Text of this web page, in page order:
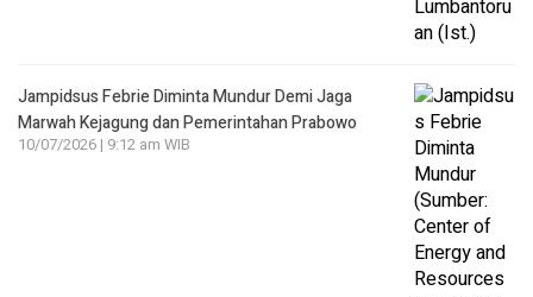
Jampidsus Febrie Diminta Mundur Demi Jaga
Marwah Kejagung dan Pemerintahan Prabowo
10/07/2026 | 9:12 am WIB